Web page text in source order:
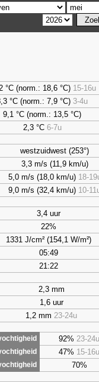
°C (norm.: 18,6 °C) 15-16u
°C (norm.: 7,9 °C) 3-4u
9,1 °C (norm.: 13,5 °C)
2,3°C 6-7u
westzuidwest (253°)
3,3 m/s (11,9 km/u)
5,0 m/s (18,0 km/u) 18-
9,0 m/s (32,4 km/u) 10-
3,4 uur
22%
1331 J/cm² (154,1 W/m²)
05:49
21:22
2,3 mm
1,6 uur
1,2 mm 23-24u
92% 23-24u
47% 15-16u
70%